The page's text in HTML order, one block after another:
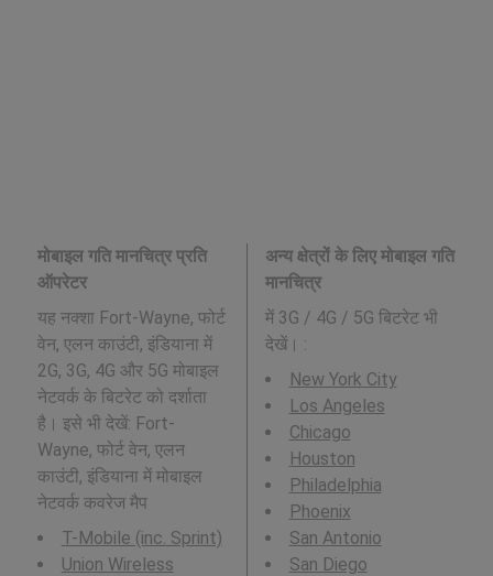
मोबाइल गति मानचित्र प्रति
ऑपरेटर
यह नक्शा Fort-Wayne, फोर्ट
वेन, एलन काउंटी, इंडियाना में
2G, 3G, 4G और 5G मोबाइल
नेटवर्क के बिटरेट को दर्शाता
है। इसे भी देखें: Fort-
Wayne, फोर्ट वेन, एलन
काउंटी, इंडियाना में मोबाइल
नेटवर्क कवरेज मैप
T-Mobile (inc. Sprint)
Union Wireless
अन्य क्षेत्रों के लिए मोबाइल गति
मानचित्र
में 3G / 4G / 5G बिटरेट भी
देखें। :
New York City
Los Angeles
Chicago
Houston
Philadelphia
Phoenix
San Antonio
San Diego